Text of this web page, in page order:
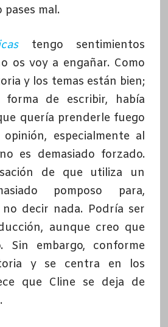
mal.
tengo sentimientos
os voy a engañar. Como
y los temas están bien;
forma de escribir, había
quería prenderle fuego
especialmente al
es demasiado forzado.
de que utiliza un
pomposo para,
no decir nada. Podría ser
aunque creo que
Sin embargo, conforme
y se centra en los
que Cline se deja de